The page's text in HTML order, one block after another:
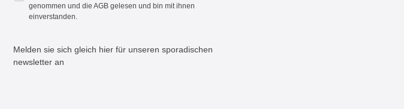
genommen und die AGB gelesen und bin mit ihnen
einverstanden.
Melden sie sich gleich hier für unseren sporadischen
newsletter an